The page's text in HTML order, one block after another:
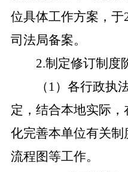
位具体工作方案，于
司法局备案。
2.制定修订制度
（ 1）各行政执
定，结合本地实际，
化完善本单位有关制
流程图等工作。